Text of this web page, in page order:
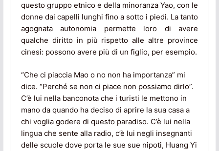
questo gruppo etnico e della minoranza Yao, con le
donne dai capelli lunghi fino a sotto i piedi. La tanto
agognata autonomia permette loro di avere
qualche diritto in più rispetto alle altre province
cinesi: possono avere più di un figlio, per esempio.
“Che ci piaccia Mao o no non ha importanza” mi
dice. “Perché se non ci piace non possiamo dirlo”.
C’è lui nella banconota che i turisti le mettono in
mano da quando ha deciso di aprire la sua casa a
chi voglia godere di questo paradiso. C’è lui nella
lingua che sente alla radio, c’è lui negli insegnanti
delle scuole dove porta le sue sue nipoti, Huang Yi